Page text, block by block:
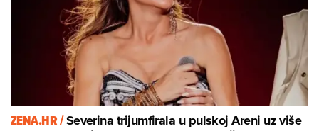
ZENA.HR /Severina trijumfirala u pulskoj Areni uz više